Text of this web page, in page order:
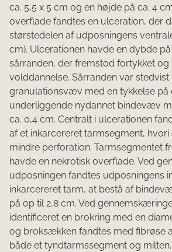
ca. 5,5 x 5 cm og en højde på ca. 4
overflade fandtes en ulceration, der
størstedelen af udposningens
cm). Ulcerationen havde en dybde
sårranden, der fremstod fortykket og
volddannelse. Sårranden var
granulationsvæv med en tykkelse på
underliggende nydannet bindevæv
ca. 0,4 cm. Centralt i ulcerationen
af et inkarcereret tarmsegment, hvori
mindre perforation. Tarmsegmentet
havde en nekrotisk overflade. Ved
udposningen fandtes udposningens
inkarcereret tarm, at bestå af
på op til 2,8 cm. Ved
identificeret en brokring med en
og broksækken fandtes med fibrøse
både et tyndtarmssegment og